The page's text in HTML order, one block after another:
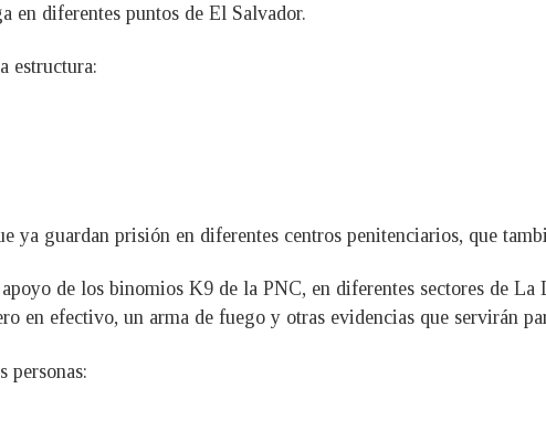
en diferentes puntos de El Salvador.
estructura:
ya guardan prisión en diferentes centros penitenciarios, que
de los binomios K9 de la PNC, en diferentes sectores de
en efectivo, un arma de fuego y otras evidencias que servirán
personas: